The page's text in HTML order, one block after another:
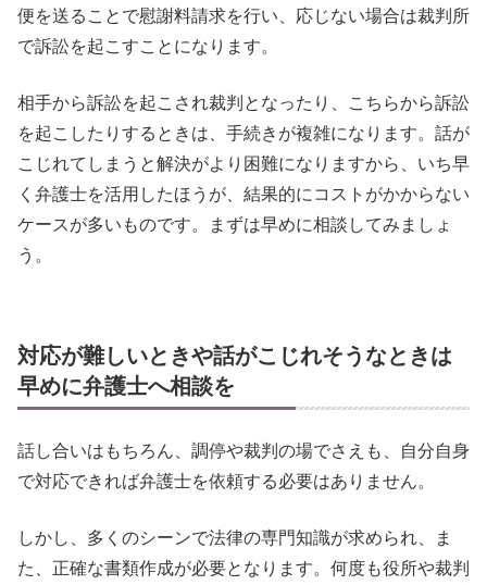
便を送ることで慰謝料請求を行い、応じない場合は裁判所
で訴訟を起こすことになります。
相手から訴訟を起こされ裁判となったり、こちらから訴訟
を起こしたりするときは、手続きが複雑になります。話が
こじれてしまうと解決がより困難になりますから、いち早
く弁護士を活用したほうが、結果的にコストがかからない
ケースが多いものです。まずは早めに相談してみましょ
う。
対応が難しいときや話がこじれそうなときは
早めに弁護士へ相談を
話し合いはもちろん、調停や裁判の場でさえも、自分自身
で対応できれば弁護士を依頼する必要はありません。
しかし、多くのシーンで法律の専門知識が求められ、ま
た、正確な書類作成が必要となります。何度も役所や裁判